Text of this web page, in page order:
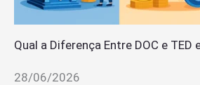
Qual a Diferença Entre DOC e TED
28/06/2026